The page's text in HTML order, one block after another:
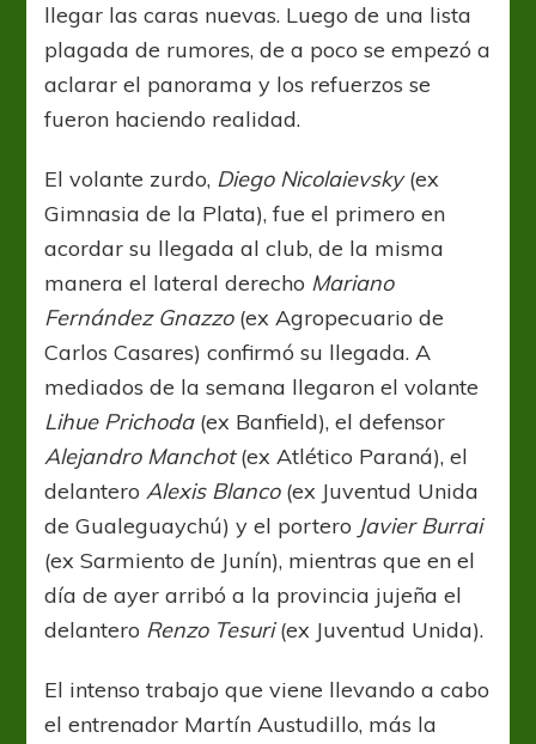
llegar las caras nuevas. Luego de una lista
plagada de rumores, de a poco se empezó a
aclarar el panorama y los refuerzos se
fueron haciendo realidad.
El volante zurdo, Diego Nicolaievsky(ex
Gimnasia de la Plata), fue el primero en
acordar su llegada al club, de la misma
manera el lateral derecho Mariano
Fernández Gnazzo(ex Agropecuario de
Carlos Casares) confirmó su llegada. A
mediados de la semana llegaron el volante
Lihue Prichoda(ex Banfield), el defensor
Alejandro Manchot(ex Atlético Paraná), el
delanteroAlexis Blanco(ex Juventud Unida
de Gualeguaychú) y el portero Javier Burrai
(ex Sarmiento de Junín), mientras que en el
día de ayer arribó a la provincia jujeña el
delantero Renzo Tesuri(ex Juventud Unida).
El intenso trabajo que viene llevando a cabo
el entrenador Martín Austudillo, más la